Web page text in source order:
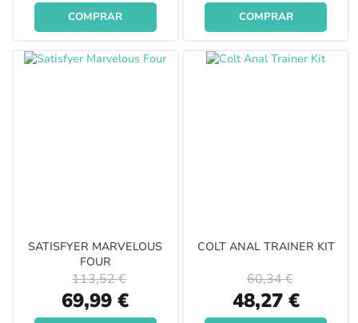
COMPRAR COMPRAR
SATISFYER MARVELOUS
FOUR
Special
Price
69,99 €
113,52 €
COLT ANAL TRAINER KIT
Special
Price
48,27 €
60,34 €